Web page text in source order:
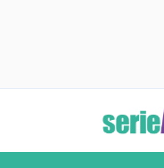
contenuto